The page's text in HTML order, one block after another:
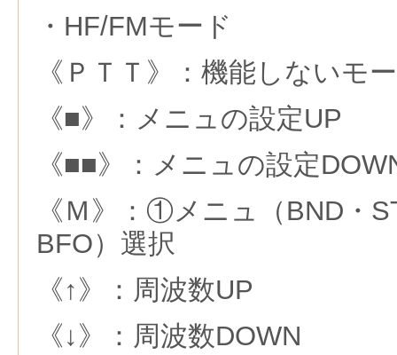
・HF/FMモード
《ＰＴＴ》：機能しないモ
《■》：メニュの設定UP
《■■》：メニュの設定
《Ｍ》：①メニュ（BND・
BFO）選択
《↑》：周波数UP
《↓》：周波数DOWN